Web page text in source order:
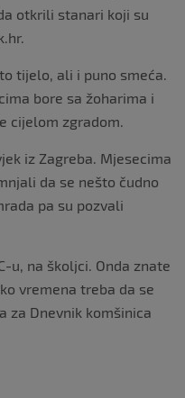
otkrili stanari koji su
tijelo, ali i puno smeća.
bore sa žoharima i
cijelom zgradom.
iz Zagreba. Mjesecima
da se nešto čudno
pa su pozvali
u, na školjci. Onda znate
vremena treba da se
za Dnevnik komšinica